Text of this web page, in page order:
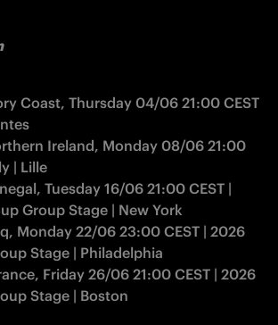
Coast, Thursday 04/06 21:00 CEST
Ireland, Monday 08/06 21:00
| Lille
Tuesday 16/06 21:00 CEST |
Group Stage | New York
Monday 22/06 23:00 CEST | 2026
Stage | Philadelphia
Friday 26/06 21:00 CEST | 2026
Stage | Boston